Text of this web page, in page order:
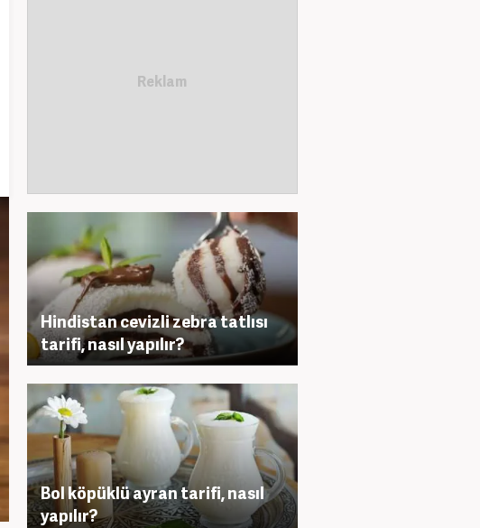
Hindistan cevizli zebra tatlısı
tarifi, nasıl yapılır?
Bol köpüklü ayran tarifi, nasıl
yapılır?